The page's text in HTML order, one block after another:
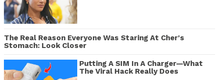
The Real Reason Everyone Was Staring At Cher's
Stomach: Look Closer
Putting A SIM In A Charger—What
The Viral Hack Really Does